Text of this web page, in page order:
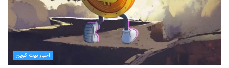
اخبار بیت کوین